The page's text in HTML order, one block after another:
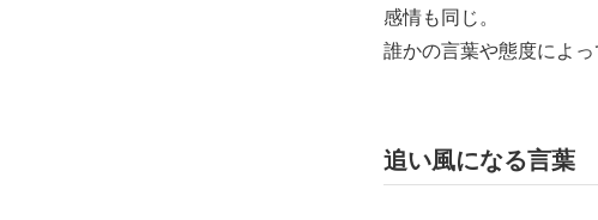
感情も同じ。
誰かの言葉や態度によ
追い風になる言葉